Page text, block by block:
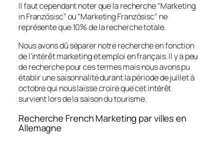
Il faut cependant noter que la recherche “Marketing
in Französisc” ou “Marketing Französisc” ne
représente que 10% de la recherche totale.
Nous avons dû séparer notre recherche en fonction
de l’intérêt marketing et emploi en français. Il y a peu
de recherche pour ces termes mais nous avons pu
établir une saisonnalité durant la période de juillet à
octobre qui nous laisse croire que cet intérêt
survient lors de la saison du tourisme.
Recherche French Marketing par villes en
Allemagne